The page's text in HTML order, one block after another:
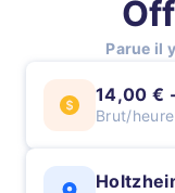
Parue il
14,00 €
Brut/heure